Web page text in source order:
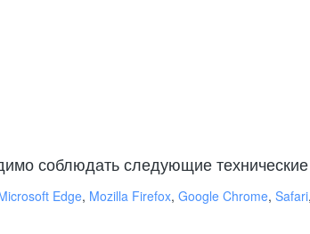
соблюдать следующие
Edge, Mozilla Firefox, Google Chrome, Safari,